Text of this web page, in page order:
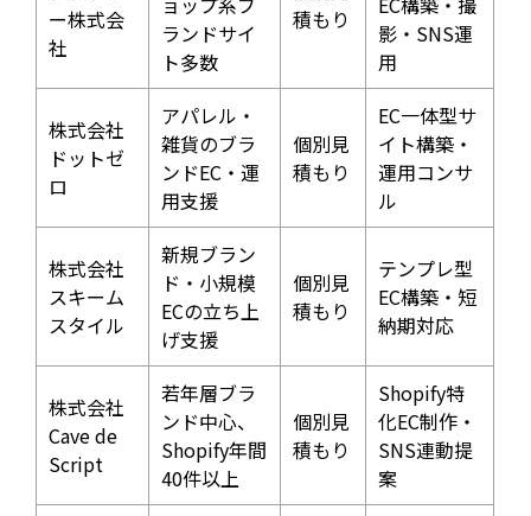
ー株式会
社
ランドサイ
ト多数
積もり
影・SNS運
用
株式会社
ドットゼ
ロ
アパレル・
雑貨のブラ
ンドEC・運
用支援
個別見
積もり
EC一体型サ
イト構築・
運用コンサ
ル
株式会社
スキーム
スタイル
新規ブラン
ド・小規模
ECの立ち上
げ支援
個別見
積もり
テンプレ型
EC構築・短
納期対応
株式会社
Cave de
Script
若年層ブラ
ンド中心、
Shopify年間
40件以上
個別見
積もり
Shopify特
化EC制作・
SNS連動提
案